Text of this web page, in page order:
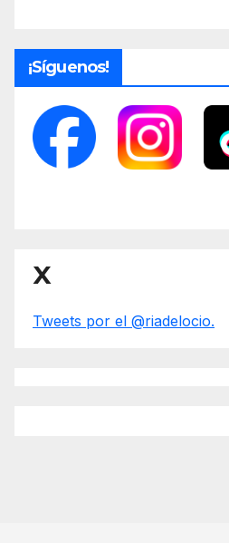
¡Síguenos!
X
Tweets por el @riadelocio.